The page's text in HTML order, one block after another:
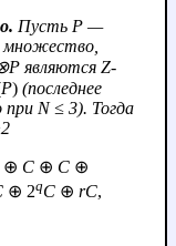
Пусть P —
множество,
P являются Z-
P) (последнее
при N≤ 3). Тогда
⊕ C ⊕ C ⊕
⊕ 2qC ⊕ rC,